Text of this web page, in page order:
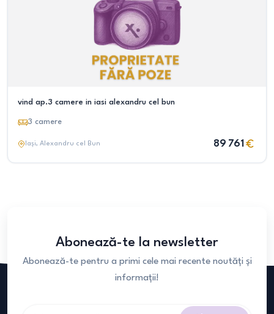
vind ap.3 camere in iasi alexandru cel bun
3 camere
Iași, Alexandru cel Bun 89 761
Abonează-te la newsletter
Abonează-te pentru a primi cele mai recente noutăți și
informații!